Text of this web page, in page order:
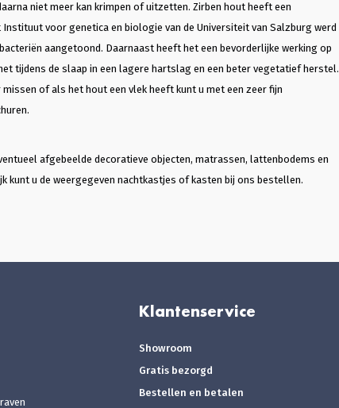
niet meer kan krimpen of uitzetten. Zirben hout heeft een
voor genetica en biologie van de Universiteit van Salzburg werd
aangetoond. Daarnaast heeft het een bevorderlijke werking op
tijdens de slaap in een lagere hartslag en een beter vegetatief herstel.
of als het hout een vlek heeft kunt u met een zeer fijn
afgebeelde decoratieve objecten, matrassen, lattenbodems en
kunt u de weergegeven nachtkastjes of kasten bij ons bestellen.
Klantenservice
Showroom
Gratis bezorgd
Bestellen en betalen